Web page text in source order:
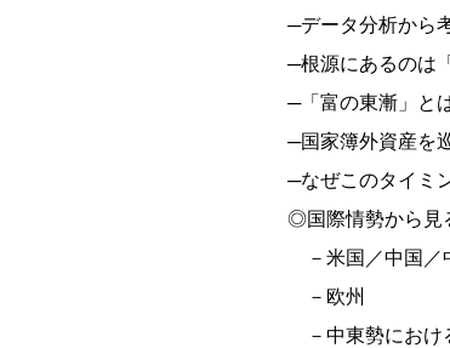
─データ分析から
─根源にあるのは
─「富の東漸」と
─国家簿外資産を
─なぜこのタイミ
◎国際情勢から見
－米国／中国／
－欧州
－中東勢におけ